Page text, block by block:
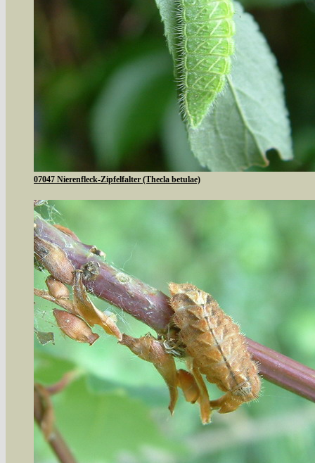
07047 Nierenfleck-Zipfelfalter (Thecla betulae)